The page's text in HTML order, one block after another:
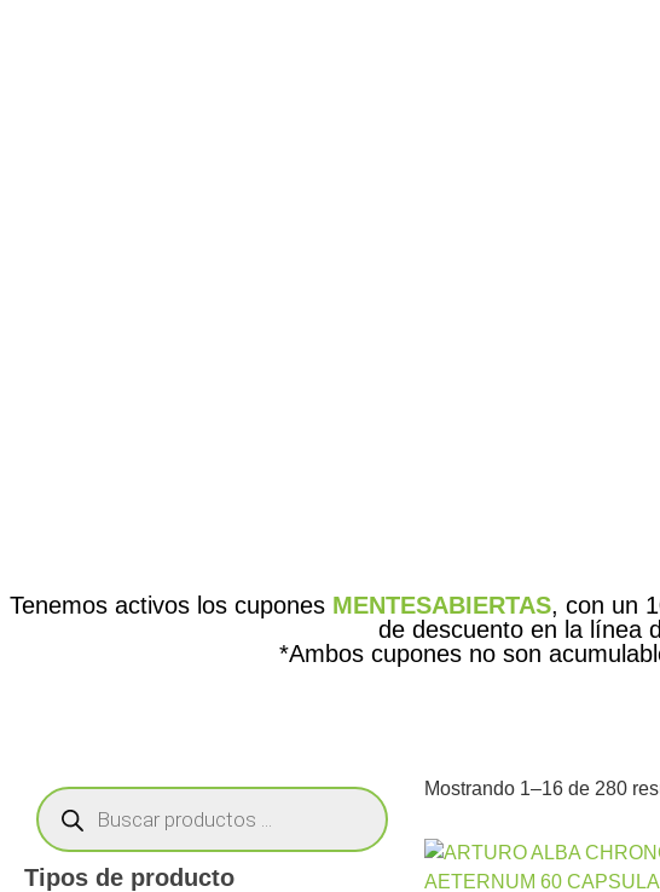
Tenemos activos los cupones MENTESABIERTAS, con un
de descuento en la línea
*Ambos cupones no son
Tipos de producto
Mostrando 1–16 de 280